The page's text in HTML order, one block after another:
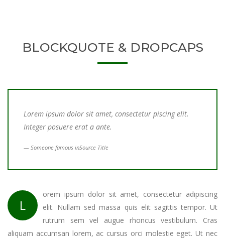
BLOCKQUOTE & DROPCAPS
Lorem ipsum dolor sit amet, consectetur piscing elit.
Integer posuere erat a ante.
Someone famous inSource Title
L
orem ipsum dolor sit amet, consectetur adipiscing
elit. Nullam sed massa quis elit sagittis tempor. Ut
rutrum sem vel augue rhoncus vestibulum. Cras
aliquam accumsan lorem, ac cursus orci molestie eget. Ut nec